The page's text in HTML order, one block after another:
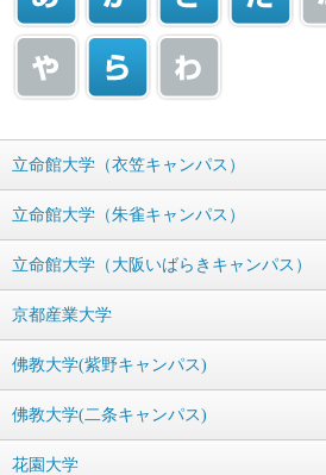
立命館大学（衣笠キャンパス）
立命館大学（朱雀キャンパス）
立命館大学（大阪いばらきキャンパス）
京都産業大学
佛教大学(紫野キャンパス)
佛教大学(二条キャンパス)
花園大学